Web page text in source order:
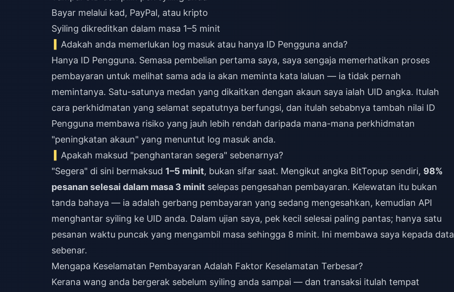
Bayar melalui kad, PayPal, atau kripto
Syiling dikreditkan dalam masa 1–5 minit
Adakah anda memerlukan log masuk atau hanya ID Pengguna anda?
Hanya ID Pengguna. Semasa pembelian pertama saya, saya sengaja memerhatikan proses
pembayaran untuk melihat sama ada ia akan meminta kata laluan — ia tidak pernah
memintanya. Satu-satunya medan yang dikaitkan dengan akaun saya ialah UID angka. Itulah
cara perkhidmatan yang selamat sepatutnya berfungsi, dan itulah sebabnya tambah nilai ID
Pengguna membawa risiko yang jauh lebih rendah daripada mana-mana perkhidmatan
"peningkatan akaun" yang menuntut log masuk anda.
Apakah maksud "penghantaran segera" sebenarnya?
"Segera" di sini bermaksud 1–5 minit, bukan sifar saat. Mengikut angka BitTopup sendiri, 98%
pesanan selesai dalam masa 3 minit selepas pengesahan pembayaran. Kelewatan itu bukan
tanda bahaya — ia adalah gerbang pembayaran yang sedang mengesahkan, kemudian API
menghantar syiling ke UID anda. Dalam ujian saya, pek kecil selesai paling pantas; hanya satu
pesanan waktu puncak yang mengambil masa sehingga 8 minit. Ini membawa saya kepada data
sebenar.
Mengapa Keselamatan Pembayaran Adalah Faktor Keselamatan Terbesar?
Kerana wang anda bergerak sebelum syiling anda sampai — dan transaksi itulah tempat